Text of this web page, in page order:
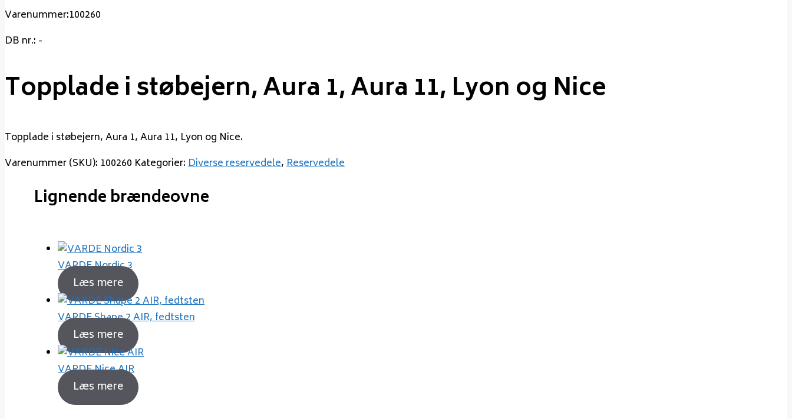
Varenummer:100260
DB nr.: -
Topplade i støbejern, Aura 1, Aura 11, Lyon og Nice
Topplade i støbejern, Aura 1, Aura 11, Lyon og Nice.
Varenummer (SKU): 100260 Kategorier:Diverse reservedele,Reservedele
Lignende brændeovne
VARDE Nordic 3
Læs mere
VARDE Shape 2 AIR, fedtsten
Læs mere
VARDE Nice AIR
Læs mere